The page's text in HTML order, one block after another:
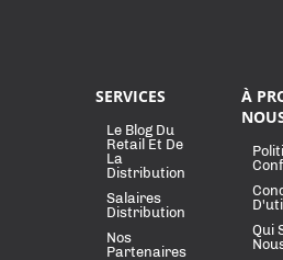
SERVICES
Le Blog Du
Retail Et De
La
Distribution
Salaires
Distribution
Nos
Partenaires
À
Qui